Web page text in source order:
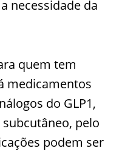
necessidade da
quem tem
medicamentos
do GLP1,
pelo
podem ser